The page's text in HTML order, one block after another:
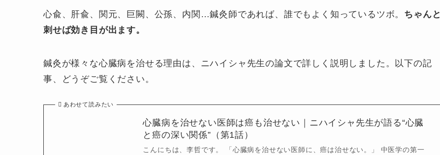
心兪、肝兪、関元、巨闕、公孫、内関…鍼灸師であれば、誰でもよく知っているツボ。 ちゃんと
刺せば効き目が出ます。
鍼灸が様々な心臓病を治せる理由は、ニハイシャ先生の論文で詳しく説明しました。以下の記
事、どうぞご覧ください。
あわせて読みたい
心臓病を治せない医師は癌も治せない｜ニハイシャ先生が語る“心臓
と癌の深い関係”（第1話）
こんにちは、李哲です。 「心臓病を治せない医師に、癌は治せない。」 中医学の第一